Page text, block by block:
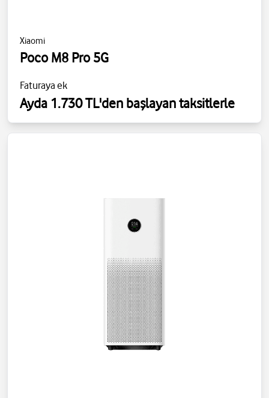
Xiaomi
Poco M8 Pro 5G
Faturaya ek
Ayda 1.730 TL'den başlayan taksitlerle